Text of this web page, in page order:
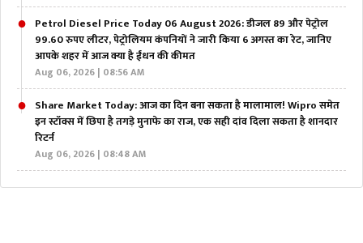
Petrol Diesel Price Today 06 August 2026: डीजल 89 और पेट्रोल
99.60 रुपए लीटर, पेट्रोलियम कंपनियों ने जारी किया 6 अगस्त का रेट, जानिए
आपके शहर में आज क्या है ईंधन की कीमत
Aug 06, 2026 | 08:56 AM
Share Market Today: आज का दिन बना सकता है मालामाल! Wipro समेत
इन स्टॉक्स में छिपा है तगड़े मुनाफे का राज, एक सही दांव दिला सकता है शानदार
रिटर्न
Aug 06, 2026 | 08:48 AM